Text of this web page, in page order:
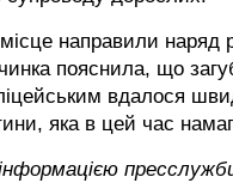
направили наряд
пояснила, що
вдалося
яка в цей час